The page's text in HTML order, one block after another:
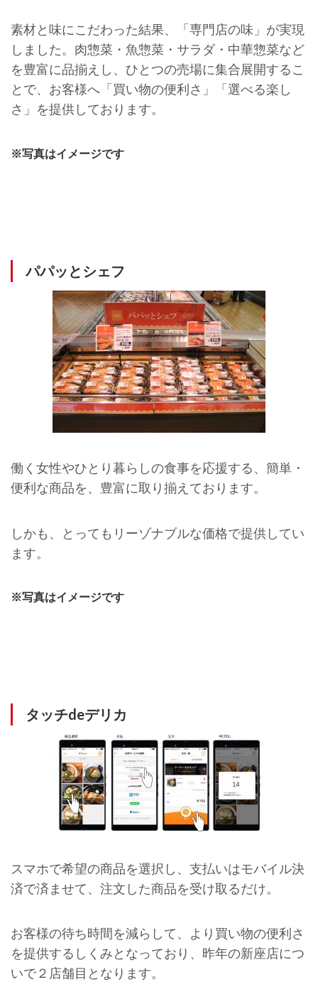
素材と味にこだわった結果、「専門店の味」が実現
しました。肉惣菜・魚惣菜・サラダ・中華惣菜など
を豊富に品揃えし、ひとつの売場に集合展開するこ
とで、お客様へ「買い物の便利さ」「選べる楽し
さ」を提供しております。
※写真はイメージです
パパッとシェフ
働く女性やひとり暮らしの食事を応援する、簡単・
便利な商品を、豊富に取り揃えております。
しかも、とってもリーゾナブルな価格で提供してい
ます。
※写真はイメージです
タッチdeデリカ
スマホで希望の商品を選択し、支払いはモバイル決
済で済ませて、注文した商品を受け取るだけ。
お客様の待ち時間を減らして、より買い物の便利さ
を提供するしくみとなっており、昨年の新座店につ
いで２店舗目となります。